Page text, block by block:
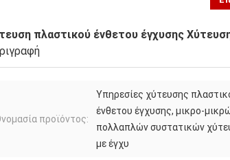
πλαστικού ένθετου έγχυσης
προϊόντος:
Υπηρεσίες χύτευσης
ένθετου έγχυσης, μικρο-
πολλαπλών συστατικών
με έγχυ